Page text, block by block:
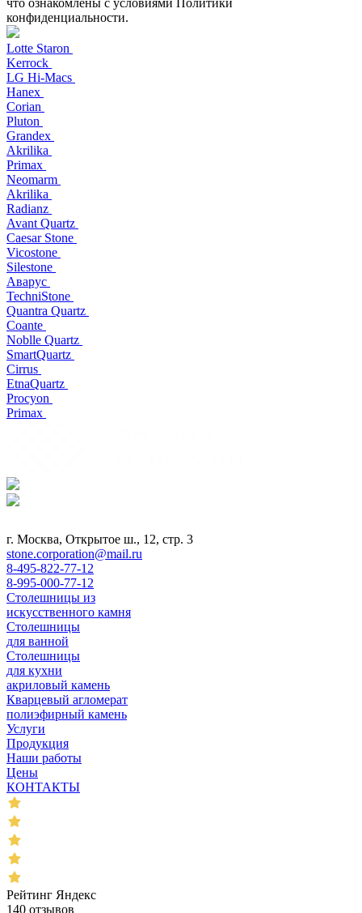
что ознакомлены с условиями Политики
конфиденциальности.
Lotte Staron
Kerrock
LG Hi-Macs
Hanex
Corian
Pluton
Grandex
Akrilika
Primax
Neomarm
Akrilika
Radianz
Avant Quartz
Caesar Stone
Vicostone
Silestone
Аварус
TechniStone
Quantra Quartz
Coante
Noblle Quartz
SmartQuartz
Cirrus
EtnaQuartz
Procyon
Primax
г. Москва, Открытое ш., 12, стр. 3
stone.corporation@mail.ru
8-495-822-77-12
8-995-000-77-12
Столешницы из
искусственного камня
Столешницы
для ванной
Столешницы
для кухни
акриловый камень
Кварцевый агломерат
полиэфирный камень
Услуги
Продукция
Наши работы
Цены
КОНТАКТЫ
Рейтинг Яндекс
140 отзывов